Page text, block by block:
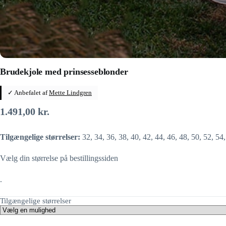
Brudekjole med prinsesseblonder
✓ Anbefalet afMette Lindgren
1.491,00 kr.
Tilgængelige størrelser: 32, 34, 36, 38, 40, 42, 44, 46, 48, 50, 52,
Vælg din størrelse på bestillingssiden
.
Tilgængelige størrelser